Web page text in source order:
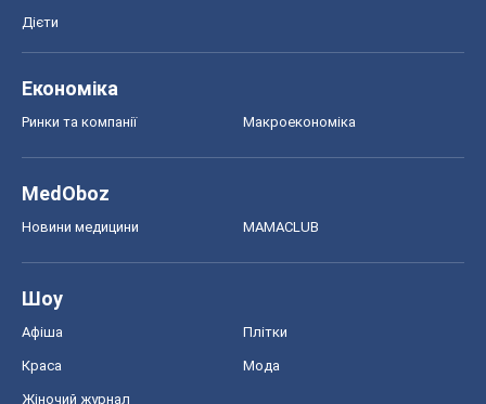
Дієти
Економіка
Ринки та компанії Макроекономіка
MedOboz
Новини медицини MAMACLUB
Шоу
Афіша Плітки
Краса Мода
Жіночий журнал